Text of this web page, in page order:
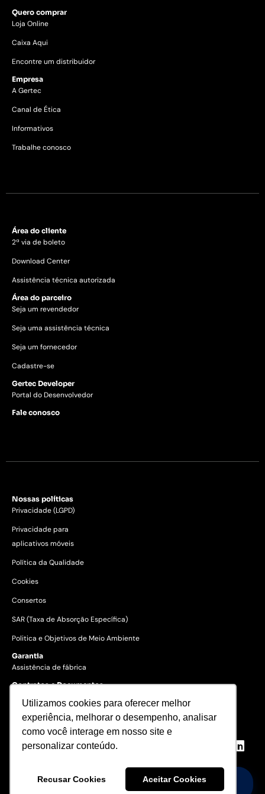
Utilizamos cookies para oferecer melhor
experiência, melhorar o desempenho, analisar
como você interage em nosso site e
personalizar conteúdo.
Recusar Cookies Aceitar Cookies
Quero comprar
Loja Online
Caixa Aqui
Encontre um distribuidor
Empresa
A Gertec
Canal de Ética
Informativos
Trabalhe conosco
Área do cliente
2ª via de boleto
Download Center
Assistência técnica autorizada
Área do parceiro
Seja um revendedor
Seja uma assistência técnica
Seja um fornecedor
Cadastre-se
Gertec Developer
Portal do Desenvolvedor
Fale conosco
Nossas políticas
Privacidade (LGPD)
Privacidade para
aplicativos móveis
Política da Qualidade
Cookies
Consertos
SAR (Taxa de Absorção Específica)
Politica e Objetivos de Meio Ambiente
Garantia
Assistência de fábrica
Contratos e Documentos
© 2023 Gertec Brasil. Todos os
direitos reservados.
Precisa de Ajuda?